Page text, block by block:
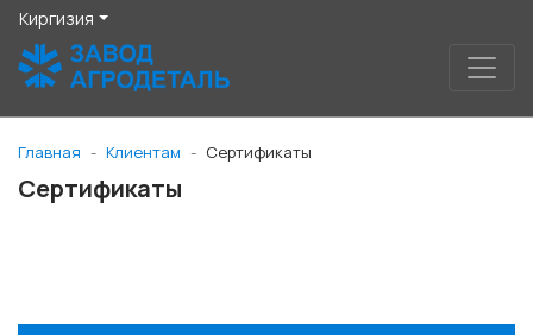
Киргизия
Главная Клиентам Сертификаты
Сертификаты